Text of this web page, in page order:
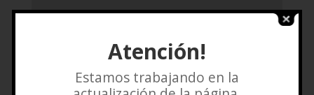
BUCAL PREDATOR NEGRO NARANJA
VENUM
$27.500
Atención!
Estamos trabajando en la